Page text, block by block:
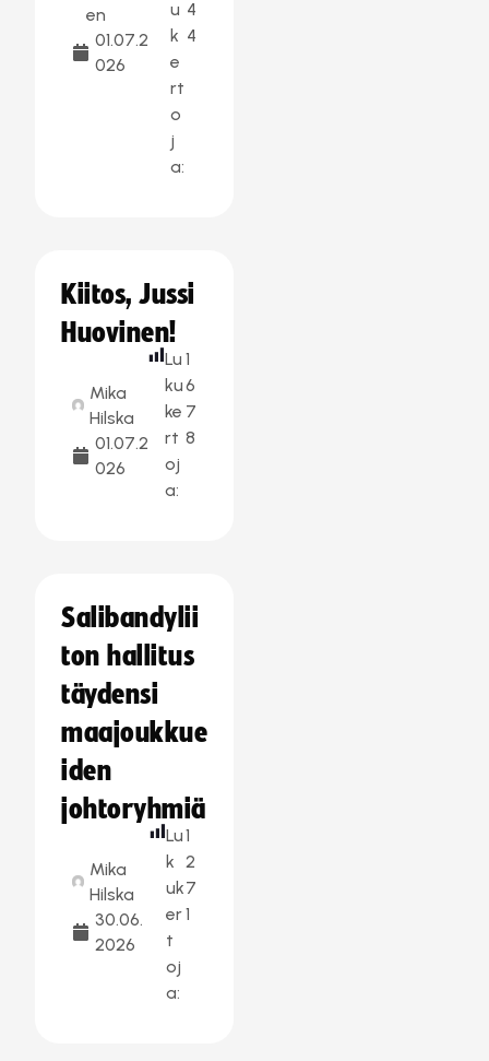
en
01.07.2
026
u
k
e
rt
o
j
a:
4
4
Kiitos, Jussi
Huovinen!
Mika
Hilska
01.07.2
026
Lu
ku
ke
rt
oj
a:
1
6
7
8
Salibandylii
ton hallitus
täydensi
maajoukkue
iden
johtoryhmiä
Mika
Hilska
30.06.
2026
Lu
k
uk
er
t
oj
a:
1
2
7
1